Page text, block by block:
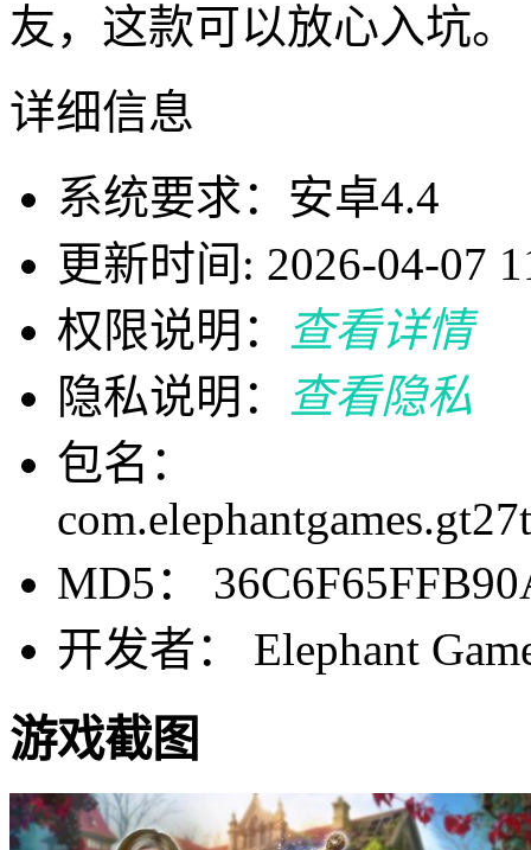
友，这款可以放心入坑。
详细信息
系统要求：安卓4.4
更新时间: 2026-04-07
权限说明：
查看详情
隐私说明：
查看隐私
包名：
MD5：
开发者： Elephant
游戏截图